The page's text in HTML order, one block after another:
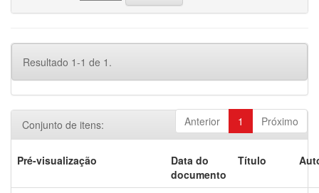
Resultado 1-1 de 1.
Anterior 1 Próximo
Conjunto de itens:
Pré-visualização
Data do
documento
Título